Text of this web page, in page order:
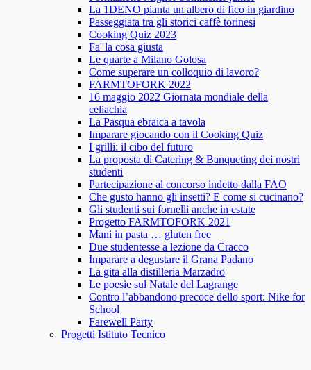
La 1DENO pianta un albero di fico in giardino
Passeggiata tra gli storici caffè torinesi
Cooking Quiz 2023
Fa' la cosa giusta
Le quarte a Milano Golosa
Come superare un colloquio di lavoro?
FARMTOFORK 2022
16 maggio 2022 Giornata mondiale della
celiachia
La Pasqua ebraica a tavola
Imparare giocando con il Cooking Quiz
I grilli: il cibo del futuro
La proposta di Catering & Banqueting dei nostri
studenti
Partecipazione al concorso indetto dalla FAO
Che gusto hanno gli insetti? E come si cucinano?
Gli studenti sui fornelli anche in estate
Progetto FARMTOFORK 2021
Mani in pasta … gluten free
Due studentesse a lezione da Cracco
Imparare a degustare il Grana Padano
La gita alla distilleria Marzadro
Le poesie sul Natale del Lagrange
Contro l’abbandono precoce dello sport: Nike for
School
Farewell Party
Progetti Istituto Tecnico